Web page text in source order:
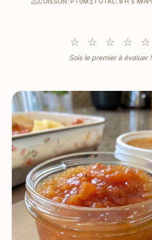
☆ ☆ ☆ ☆ ☆
Sois le premier à évaluer !